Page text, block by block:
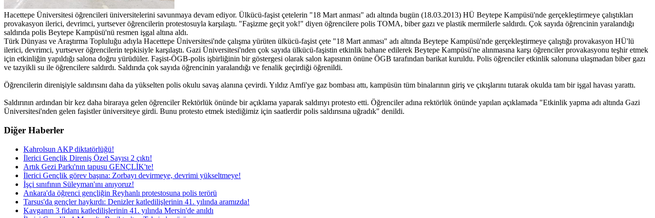
Hacettepe Üniversitesi öğrencileri üniversitelerini savunmaya devam ediyor. Ülkücü-faşist çetelerin "18 Mart anması" adı altında bugün (18.03.2013) HÜ Beytepe Kampüsü'nde gerçekleştirmeye çalıştıkları
provakasyon ilerici, devrimci, yurtsever öğrencilerin protestosuyla karşılaştı. "Faşizme geçit yok!" diyen öğrencilere polis TOMA, biber gazı ve plastik mermilerle saldırdı. Çok sayıda öğrencinin yaralandığı
saldırıda polis Beytepe Kampüsü'nü resmen işgal altına aldı.
Türk Dünyası ve Araştırma Topluluğu adıyla Hacettepe Üniversitesi'nde çalışma yürüten ülkücü-faşist çete "18 Mart anması" adı altında Beytepe Kampüsü'nde gerçekleştirmeye çalıştığı provakasyon HÜ'lü
ilerici, devrimci, yurtsever öğrencilerin tepkisiyle karşılaştı. Gazi Üniversitesi'nden çok sayıda ülkücü-faşistin etkinlik bahane edilerek Beytepe Kampüsü'ne alınmasına karşı öğrenciler provakasyonu teşhir etmek
için etkinliğin yapıldığı salona doğru yürüdüler. Faşist-ÖGB-polis işbirliğinin bir göstergesi olarak salon kapısının önüne ÖGB tarafından barikat kuruldu. Polis öğrenciler etkinlik salonuna ulaşmadan biber gazı
ve tazyikli su ile öğrencilere saldırdı. Saldırıda çok sayıda öğrencinin yaralandığı ve fenalik geçirdiği öğrenildi.
Öğrencilerin direnişiyle saldırısını daha da yükselten polis okulu savaş alanına çevirdi. Yıldız Amfi'ye gaz bombası attı, kampüsün tüm binalarının giriş ve çıkışlarını tutarak okulda tam bir işgal havası yarattı.
Saldırının ardından bir kez daha biraraya gelen öğrenciler Rektörlük önünde bir açıklama yaparak saldırıyı protesto etti. Öğrenciler adına rektörlük önünde yapılan açıklamada "Etkinlik yapma adı altında Gazi
Üniversitesi'nden gelen faşistler üniversiteye girdi. Bunu protesto etmek istediğimiz için saatlerdir polis saldırısına uğradık" denildi.
Diğer Haberler
Kahrolsun AKP diktatörlüğü!
İlerici Gençlik Direniş Özel Sayısı 2 çıktı!
Artık Gezi Parkı'nın tapusu GENÇLİK'te!
İlerici Gençlik görev başına: Zorbayı devirmeye, devrimi yükseltmeye!
İşçi sınıfının Süleyman'ını anıyoruz!
Ankara'da öğrenci gençliğin Reyhanlı protestosuna polis terörü
Tarsus'da gençler haykırdı: Denizler katledilişlerinin 41. yılında aramızda!
Kavganın 3 fidanı katledilişlerinin 41. yılında Mersin'de anıldı